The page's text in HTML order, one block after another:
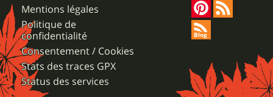
Mentions légales
Politique de
confidentialité
Consentement / Cookies
Stats des traces GPX
Status des services